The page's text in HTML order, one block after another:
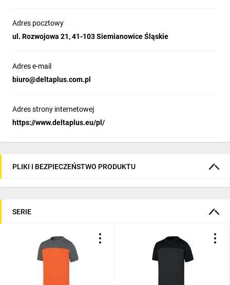
Adres pocztowy
ul. Rozwojowa 21, 41-103 Siemianowice Śląskie
Adres e-mail
biuro@deltaplus.com.pl
Adres strony internetowej
https://www.deltaplus.eu/pl/
PLIKI I BEZPIECZEŃSTWO PRODUKTU
SERIE